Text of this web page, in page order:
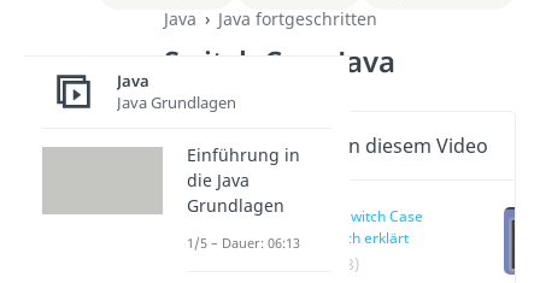
Java
Java fortgeschritten
Switch Case Java
Wichtige Inhalte in diesem Video
Java Switch Case
einfach erklärt
(01:08)
Java
Java Grundlagen
Einführung in
die Java
Grundlagen
1/5 – Dauer: 06:13